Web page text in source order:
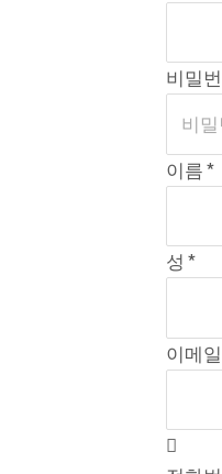
비밀
이름 *
성 *
이메